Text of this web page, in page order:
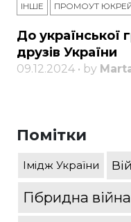
ІНШЕ ПРОМОУТ
До української
друзів України
09.12.2024 • by
Помітки
Імідж України
Гібридна війна